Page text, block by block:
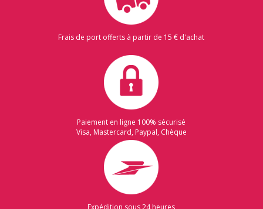
Frais de port offerts à partir de 15 € d'achat
Paiement en ligne 100% sécurisé
Visa, Mastercard, Paypal, Chèque
Expédition sous 24 heures